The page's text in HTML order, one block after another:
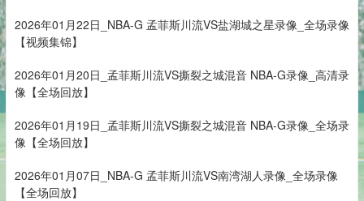
2026年01月22日_NBA-G 孟菲斯川流VS盐湖城之星录像_全场录像
【视频集锦】
2026年01月20日_孟菲斯川流VS撕裂之城混音 NBA-G录像_高清录
像【全场回放】
2026年01月19日_孟菲斯川流VS撕裂之城混音 NBA-G录像_全场录
像【全场回放】
2026年01月07日_NBA-G 孟菲斯川流VS南湾湖人录像_全场录像
【全场回放】